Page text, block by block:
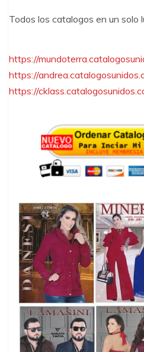
Todos los catalogos en un solo
https://
https://
https://